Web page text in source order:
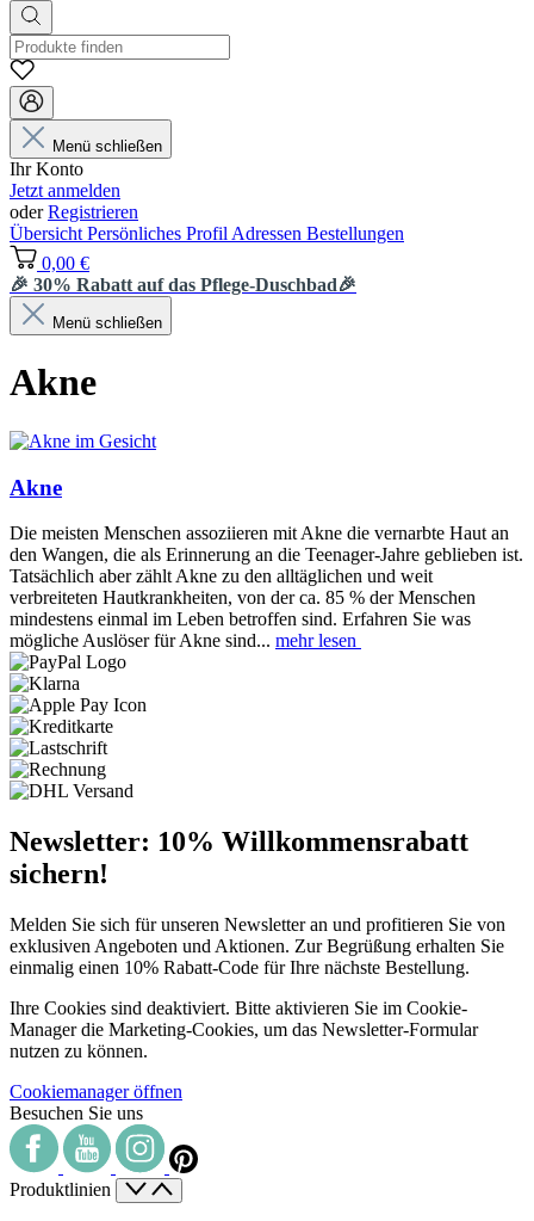
Menü schließen
Ihr Konto
Jetzt anmelden
oderRegistrieren
Übersicht Persönliches Profil Adressen Bestellungen
0,00 €
🎉 30% Rabatt auf das Pflege-Duschbad🎉
Menü schließen
Akne
Akne
Die meisten Menschen assoziieren mit Akne die vernarbte Haut an
den Wangen, die als Erinnerung an die Teenager-Jahre geblieben ist.
Tatsächlich aber zählt Akne zu den alltäglichen und weit
verbreiteten Hautkrankheiten, von der ca. 85 % der Menschen
mindestens einmal im Leben betroffen sind. Erfahren Sie was
mögliche Auslöser für Akne sind... mehr lesen
Newsletter: 10% Willkommensrabatt
sichern!
Melden Sie sich für unseren Newsletter an und profitieren Sie von
exklusiven Angeboten und Aktionen. Zur Begrüßung erhalten Sie
einmalig einen 10% Rabatt-Code für Ihre nächste Bestellung.
Ihre Cookies sind deaktiviert. Bitte aktivieren Sie im Cookie-
Manager die Marketing-Cookies, um das Newsletter-Formular
nutzen zu können.
Cookiemanager öffnen
Besuchen Sie uns
Produktlinien